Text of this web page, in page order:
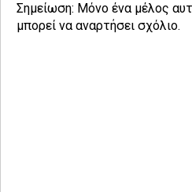
Σημείωση: Μόνο ένα μέλος
μπορεί να αναρτήσει σχόλιο.